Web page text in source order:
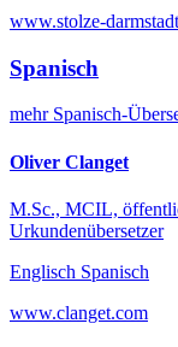
www.stolze-
Spanisch
mehr Spanisch-
Oliver Clanget
M.Sc., MCIL,
Urkundenübersetzer
Englisch Spanisch
www.clanget.com